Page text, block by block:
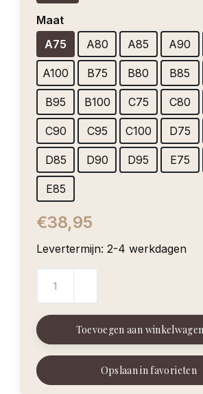
Maat
A75
A80 A85 A90
A100 B75 B80 B85
B95 B100 C75 C80
C90 C95 C100 D75
D85 D90 D95 E75
E85
€38,95
Levertermijn: 2-4 werkdagen
Toevoegen aan winkelwagen
Opslaan in favorieten